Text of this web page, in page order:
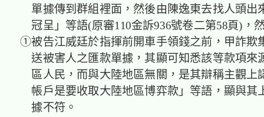
單據傳到群組裡面，然後由陳逸東去找人頭出
冠呈」等語(原審110金訴936號卷二第58頁)，
①被告江威廷於指揮前開車手領錢之前，甲詐欺
送被害人之匯款單據，其顯可知悉該等款項來
區人民，而與大陸地區無關，是其辯稱主觀上
帳戶是要收取大陸地區博弈款」等語，顯與其
據不符。